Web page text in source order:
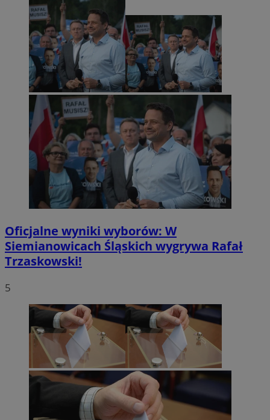
Oficjalne wyniki wyborów: W
Siemianowicach Śląskich wygrywa Rafał
Trzaskowski!
5